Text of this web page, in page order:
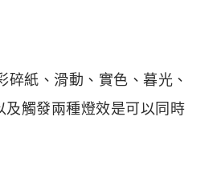
碎紙、滑動、實色、暮光、
觸發兩種燈效是可以同時